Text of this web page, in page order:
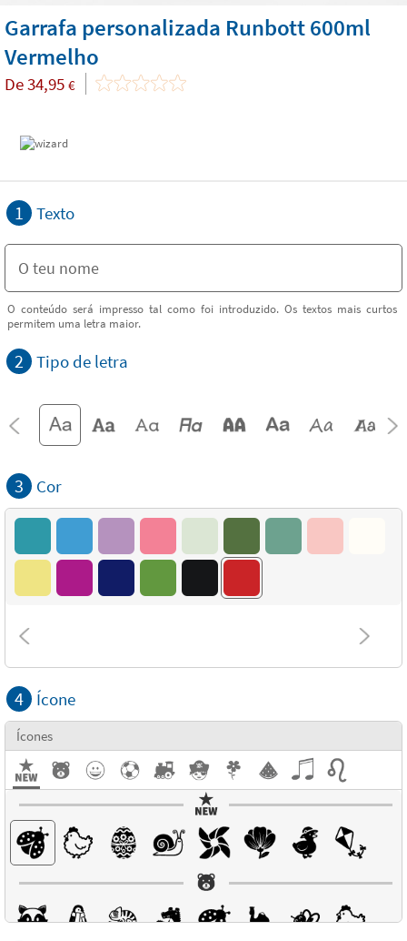
Garrafa personalizada Runbott 600ml
Vermelho
De34,95 €
1 Texto
O conteúdo será impresso tal como foi introduzido. Os textos mais curtos
permitem uma letra maior.
2 Tipo de letra
3 Cor
4 Ícone
Ícones